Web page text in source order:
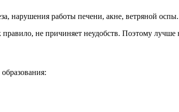
нарушения работы печени, акне, ветряной оспы.
не причиняет неудобств. Поэтому